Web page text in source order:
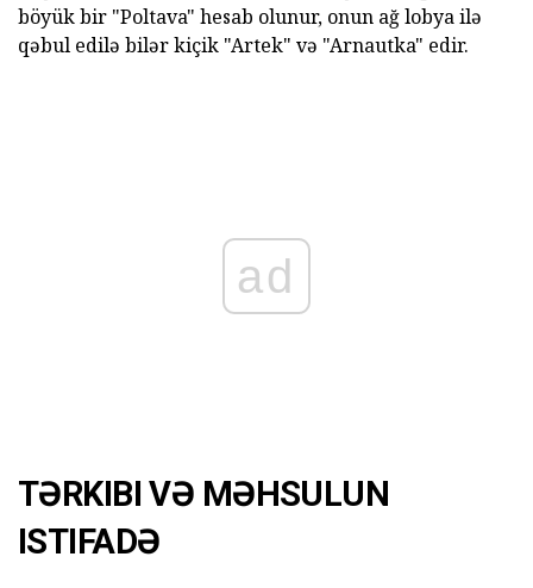
böyük bir "Poltava" hesab olunur, onun ağ lobya ilə
qəbul edilə bilər kiçik "Artek" və "Arnautka" edir.
ad
TƏRKIBI VƏ MƏHSULUN
ISTIFADƏ